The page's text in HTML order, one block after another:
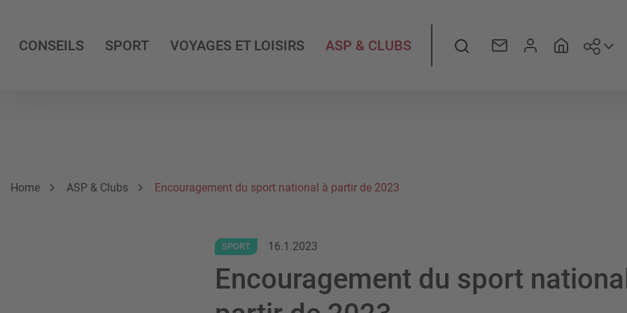
CONSEILS SPORT VOYAGES ET LOISIRS ASP & CLUBS Rechercher
Breadcrumb
Vous êtes ici:
Home ASP & Clubs Encouragement du sport national à partir de 2023
SPORT 16.1.2023
Encouragement du sport